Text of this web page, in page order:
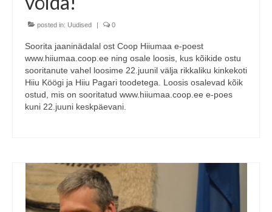
posted in: Uudised 0
Soorita jaaninädalal ost Coop Hiiumaa e-poest
www.hiiumaa.coop.ee ning osale loosis, kus kõikide ostu
sooritanute vahel loosime 22.juunil välja rikkaliku kinkekoti
Hiiu Köögi ja Hiiu Pagari toodetega. Loosis osalevad kõik
ostud, mis on sooritatud www.hiiumaa.coop.ee e-poes
kuni 22.juuni keskpäevani.